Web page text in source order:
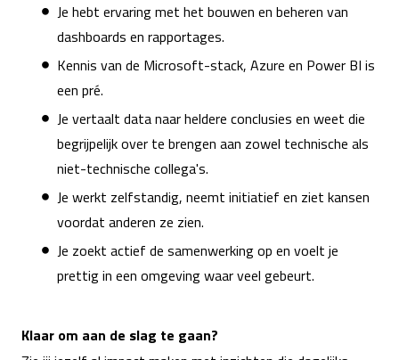
Je hebt ervaring met het bouwen en beheren van
dashboards en rapportages.
Kennis van de Microsoft-stack, Azure en Power BI is
een pré.
Je vertaalt data naar heldere conclusies en weet die
begrijpelijk over te brengen aan zowel technische als
niet-technische collega's.
Je werkt zelfstandig, neemt initiatief en ziet kansen
voordat anderen ze zien.
Je zoekt actief de samenwerking op en voelt je
prettig in een omgeving waar veel gebeurt.
Klaar om aan de slag te gaan?